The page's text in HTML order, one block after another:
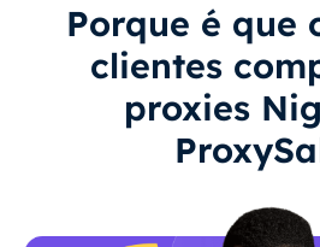
Porque é que
clientes
proxies